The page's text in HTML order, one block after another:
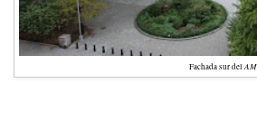
Fachada sur del